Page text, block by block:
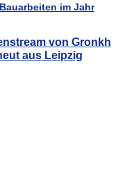
von Gronkh
aus Leipzig